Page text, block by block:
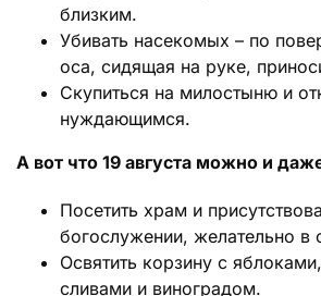
близким.
Убивать насекомых – по
оса, сидящая на руке,
Скупиться на милостыню и
нуждающимся.
А вот что 19 августа можно и
Посетить храм и
богослужении, желательно в
Освятить корзину с
сливами и виноградом.